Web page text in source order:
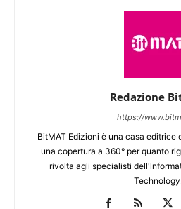
Redazione
https://
BitMAT Edizioni è una casa editrice
una copertura a 360° per quanto
rivolta agli specialisti